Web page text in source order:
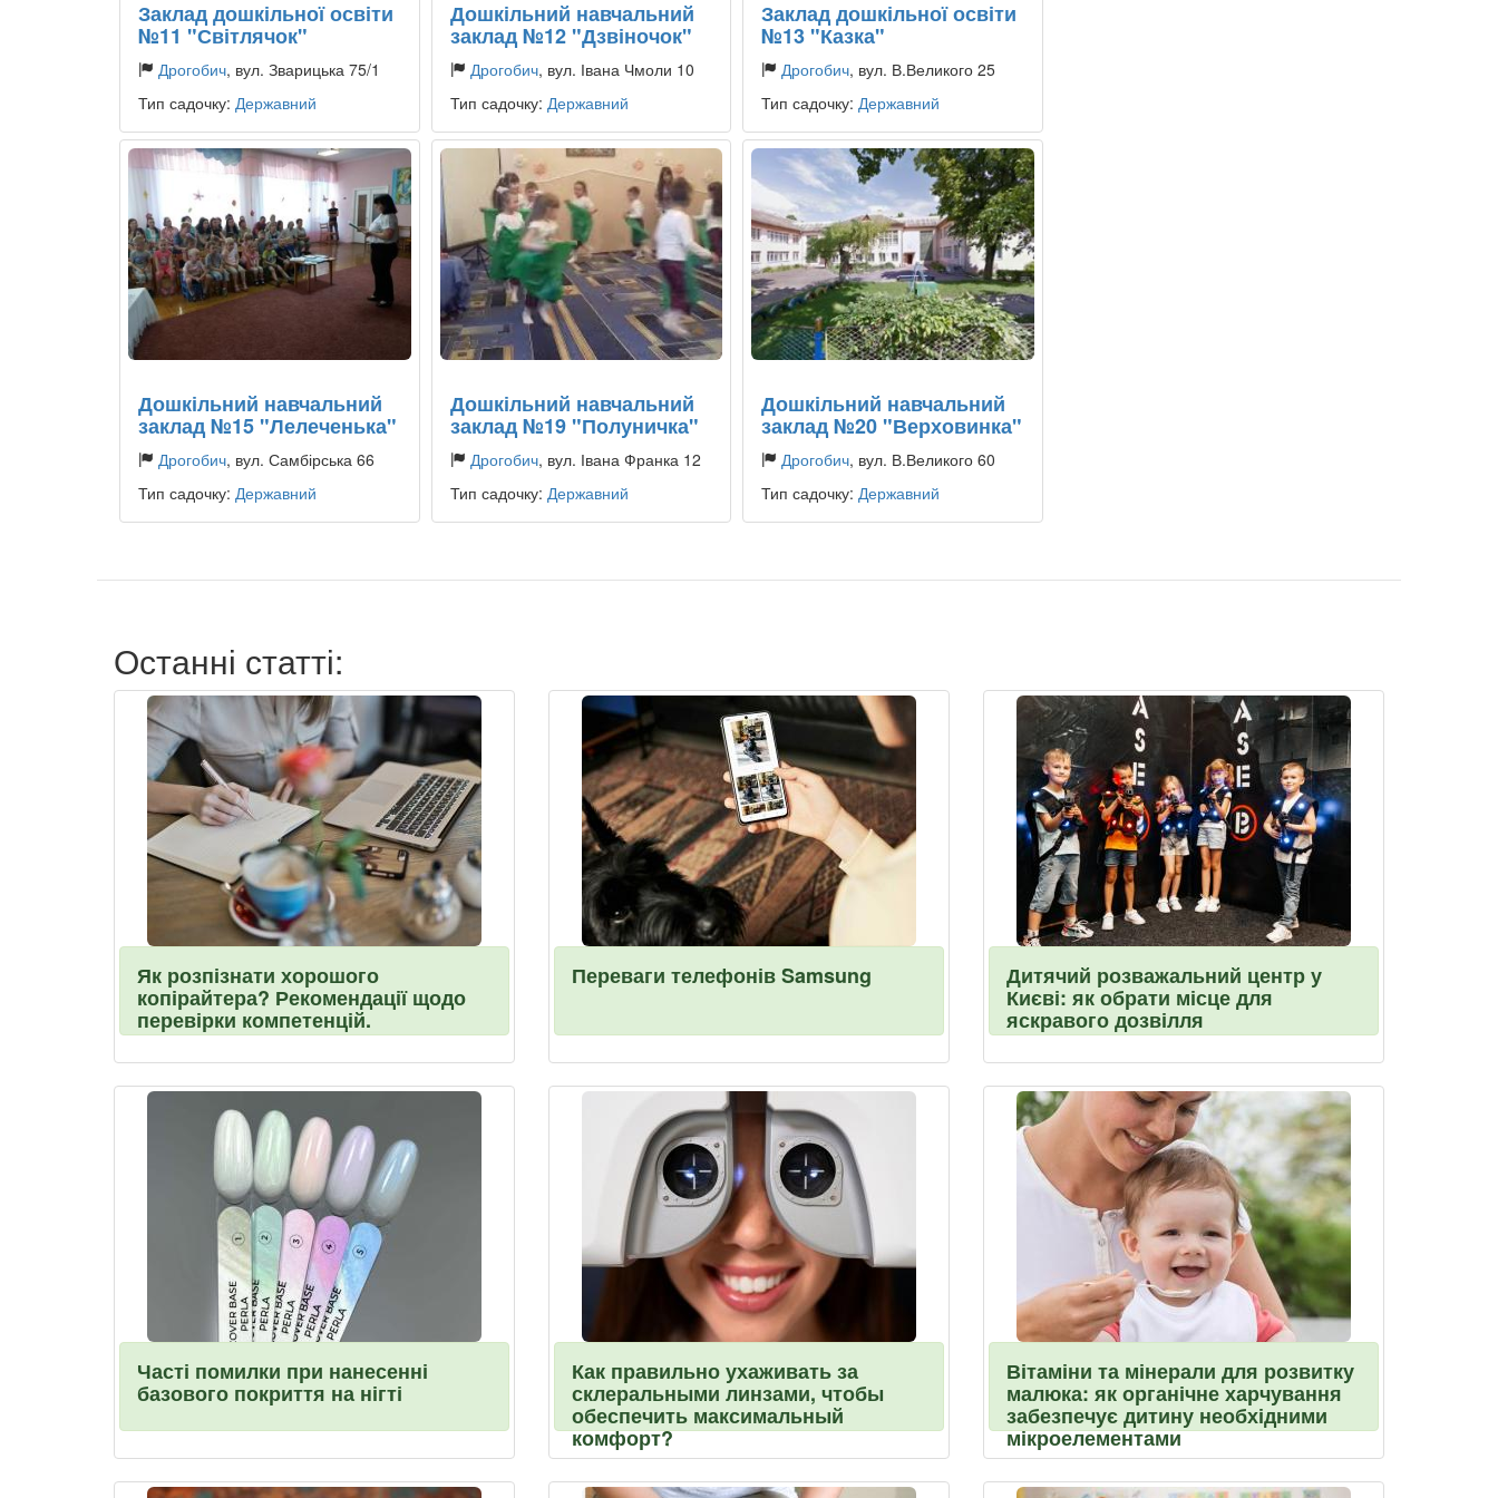
Заклад дошкільної освіти
№11 "Світлячок"
Дрогобич, вул. Зварицька 75/1
Тип садочку: Державний
Дошкільний навчальний
заклад №12 "Дзвіночок"
Дрогобич, вул. Івана Чмоли 10
Тип садочку: Державний
Заклад дошкільної освіти
№13 "Казка"
Дрогобич, вул. В.Великого 25
Тип садочку:Державний
Дошкільний навчальний
заклад №15 "Лелеченька"
Дрогобич, вул. Самбірська 66
Тип садочку: Державний
Дошкільний навчальний
заклад №19 "Полуничка"
Дрогобич, вул. Івана Франка 12
Тип садочку: Державний
Дошкільний навчальний
заклад №20 "Верховинка"
Дрогобич, вул. В.Великого 60
Тип садочку:Державний
Останні статті:
Як розпізнати хорошого
копірайтера? Рекомендації щодо
перевірки компетенцій.
Переваги телефонів Samsung Дитячий розважальний центр у
Києві: як обрати місце для
яскравого дозвілля
Часті помилки при нанесенні
базового покриття на нігті
Как правильно ухаживать за
склеральными линзами, чтобы
обеспечить максимальный
комфорт?
Вітаміни та мінерали для розвитку
малюка: як органічне харчування
забезпечує дитину необхідними
мікроелементами